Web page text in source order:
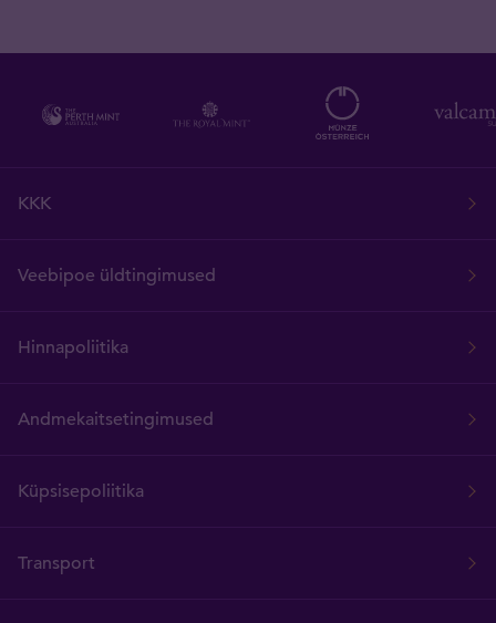
KKK
Veebipoe üldtingimused
Hinnapoliitika
Andmekaitsetingimused
Küpsisepoliitika
Transport